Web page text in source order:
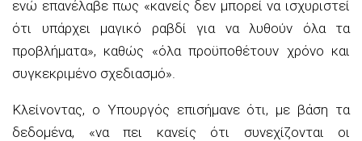
ενώ επανέλαβε πως «κανείς δεν μπορεί να ισχυριστεί
ότι υπάρχει μαγικό ραβδί για να λυθούν όλα τα
προβλήματα», καθώς «όλα προϋποθέτουν χρόνο και
συγκεκριμένο σχεδιασμό».
Κλείνοντας, ο Υπουργός επισήμανε ότι, με βάση τα
δεδομένα, «να πει κανείς ότι συνεχίζονται οι